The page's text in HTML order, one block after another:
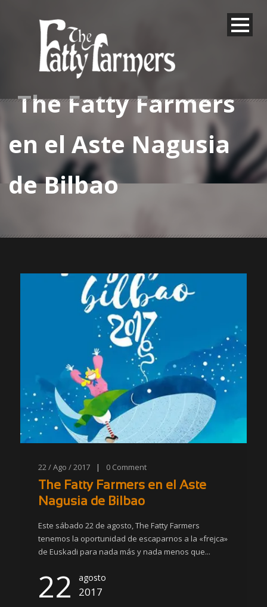
The Fatty Farmers
en el Aste Nagusia
de Bilbao
22 / Ago / 2017 | 0 Comment
The Fatty Farmers en el Aste
Nagusia de Bilbao
Este sábado 22 de agosto, The Fatty Farmers
tenemos la oportunidad de escaparnos a la «frejca»
de Euskadi para nada más y nada menos que...
22 agosto
2017